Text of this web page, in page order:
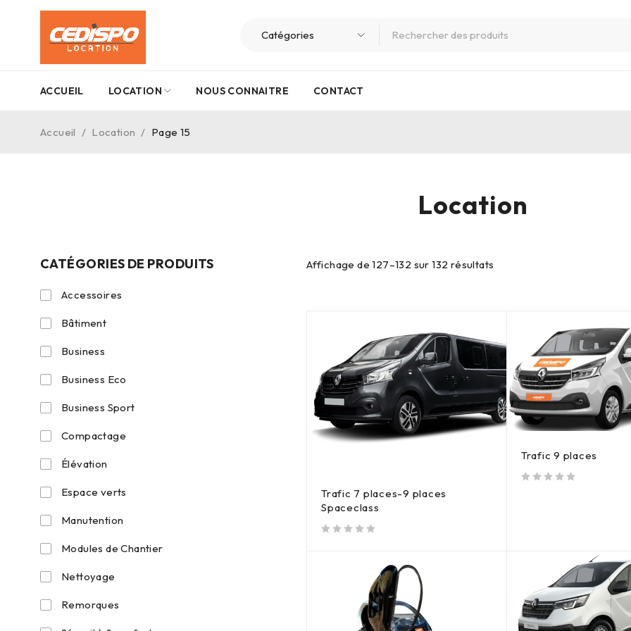
ACCUEIL LOCATION NOUS CONNAITRE CONTACT
Location
Accueil / Location / Page 15
CATÉGORIES DE PRODUITS
Accessoires
Bâtiment
Business
Business Eco
Business Sport
Compactage
Élévation
Espace verts
Manutention
Modules de Chantier
Nettoyage
Remorques
Affichage de 127–132 sur 132 résultats
Trafic 7 places-9 places
Spaceclass
Trafic 9 places